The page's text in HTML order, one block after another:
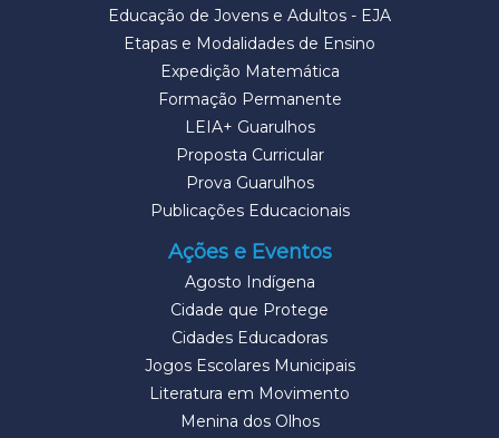
Educação de Jovens e Adultos - EJA
Etapas e Modalidades de Ensino
Expedição Matemática
Formação Permanente
LEIA+ Guarulhos
Proposta Curricular
Prova Guarulhos
Publicações Educacionais
Ações e Eventos
Agosto Indígena
Cidade que Protege
Cidades Educadoras
Jogos Escolares Municipais
Literatura em Movimento
Menina dos Olhos